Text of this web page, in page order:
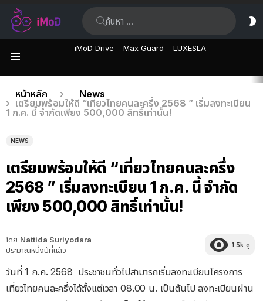
iMoD Drive Max Guard LUXESLA
เรื่อง
ล่าสุด
คุณอยู่ที่นี่:
หน้าหลัก
News
เตรียมพร้อมให้ดี “เที่ยวไทยคนละครึ่ง 2568 ” เริ่มลงทะเบียน
1 ก.ค. นี้ จำกัดเพียง 500,000 สิทธิ์เท่านั้น!
NEWS
เตรียมพร้อมให้ดี “เที่ยวไทยคนละครึ่ง
2568 ” เริ่มลงทะเบียน 1 ก.ค. นี้ จำกัด
เพียง 500,000 สิทธิ์เท่านั้น!
โดย Nattida Suriyodara
ประมาณหนึ่งปีที่แล้ว
1.5k ดู
วันที่ 1 ก.ค. 2568 ประชาชนทั่วไปสามารถเริ่มลงทะเบียนโครงการ
เที่ยวไทยคนละครึ่งได้ตั้งแต่เวลา 08.00 น. เป็นต้นไป ลงทะเบียนผ่าน